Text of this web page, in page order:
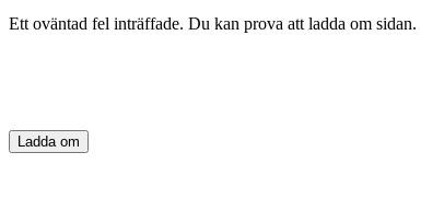
Ett oväntad fel inträffade. Du kan prova att ladda om sidan.
Ladda om